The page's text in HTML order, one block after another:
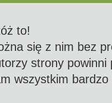
to!
się z nim bez
strony powinni
wszystkim bardzo